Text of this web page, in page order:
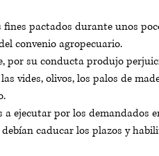
pactados durante unos
convenio agropecuario.
por su conducta produjo
vides, olivos, los palos de
ejecutar por los demandados
caducar los plazos y